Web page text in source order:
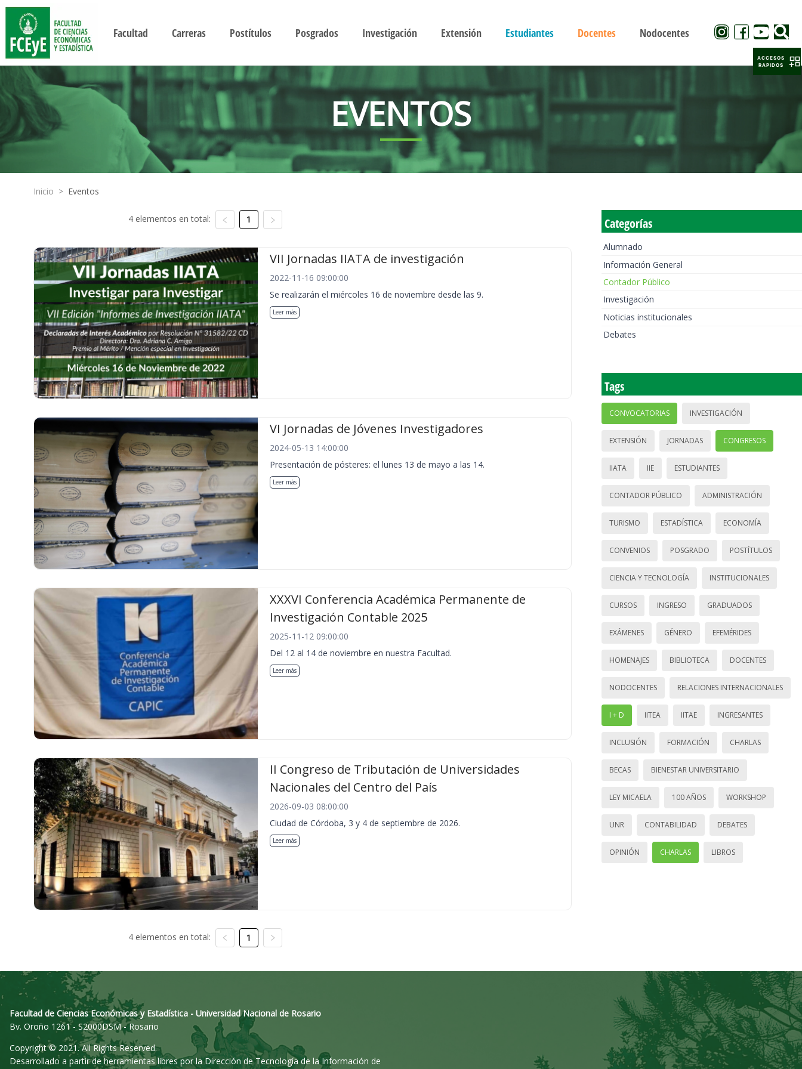
Facultad Carreras Postítulos Posgrados Investigación Extensión Estudiantes Docentes Nodocentes
EVENTOS
Inicio > Eventos
4 elementos en total: 1
VII Jornadas IIATA de investigación
2022-11-16 09:00:00
Se realizarán el miércoles 16 de noviembre desde las 9.
Leer más
VI Jornadas de Jóvenes Investigadores
2024-05-13 14:00:00
Presentación de pósteres: el lunes 13 de mayo a las 14.
Leer más
XXXVI Conferencia Académica Permanente de
Investigación Contable 2025
2025-11-12 09:00:00
Del 12 al 14 de noviembre en nuestra Facultad.
Leer más
II Congreso de Tributación de Universidades
Nacionales del Centro del País
2026-09-03 08:00:00
Ciudad de Córdoba, 3 y 4 de septiembre de 2026.
Leer más
4 elementos en total: 1
Categorías
Alumnado
Información General
Contador Público
Investigación
Noticias institucionales
Debates
Tags
CONVOCATORIAS INVESTIGACIÓN
EXTENSIÓN JORNADAS CONGRESOS
IIATA IIE ESTUDIANTES
CONTADOR PÚBLICO ADMINISTRACIÓN
TURISMO ESTADÍSTICA ECONOMÍA
CONVENIOS POSGRADO POSTÍTULOS
CIENCIA Y TECNOLOGÍA INSTITUCIONALES
CURSOS INGRESO GRADUADOS
EXÁMENES GÉNERO EFEMÉRIDES
HOMENAJES BIBLIOTECA DOCENTES
NODOCENTES RELACIONES INTERNACIONALES
I + D IITEA IITAE INGRESANTES
INCLUSIÓN FORMACIÓN CHARLAS
BECAS BIENESTAR UNIVERSITARIO
LEY MICAELA 100 AÑOS WORKSHOP
UNR CONTABILIDAD DEBATES
OPINIÓN CHARLAS LIBROS
Facultad de Ciencias Económicas y Estadística - Universidad Nacional de Rosario
Bv. Oroño 1261 - S2000DSM - Rosario
Copyright © 2021. All Rights Reserved.
Desarrollado a partir de herramientas libres por la Dirección de Tecnología de la Información de
ACCESOS
RAPIDOS